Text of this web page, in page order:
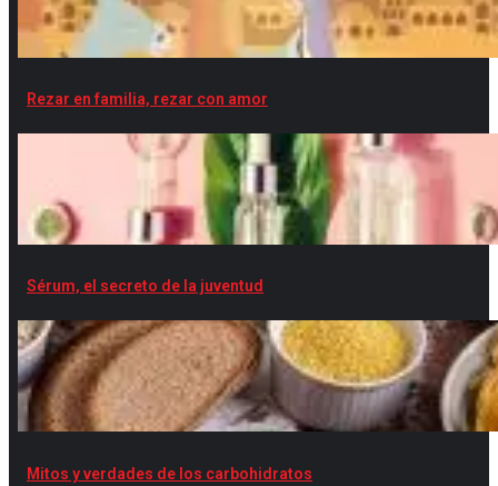
Rezar en familia, rezar con amor
Sérum, el secreto de la juventud
Mitos y verdades de los carbohidratos